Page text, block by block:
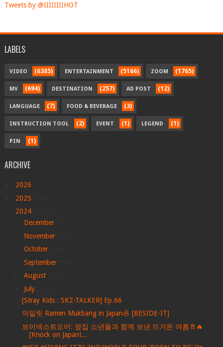
Tweets by @IIIIIIIIHOT
LABELS
VIDEO (6385) ENTERTAINMENT (5166) ZOOM (1765)
MV (694) DESTINATION (257) AD POST (12)
LANGUAGE (7) FOOD & BEVERAGE (3)
INSTRUCTION TOOL (2) EVENT (1) LEGEND (1)
PIN (1)
ARCHIVE
2026
2025
2024
December
November
October
September
August
July
[Stray Kids : SKZ-TALKER] Ep.66
아일릿 Ramen Mukbang in Japan🍜 [BESIDE-IT]
보이넥스트도어: 옆집 소년들과 함께 보낸 뜨거운 여름🚪🔥
[Knock on Japan!...